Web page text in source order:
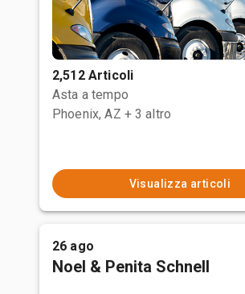
2,512 Articoli
Asta a tempo
Phoenix, AZ + 3 altro
Visualizza articoli
26 ago
Noel & Penita Schnell